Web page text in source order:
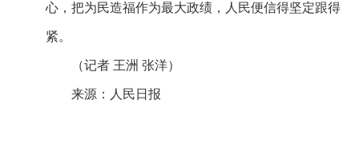
心，把为民造福作为最大政绩，人民便信得坚定跟得
紧。
（记者 王洲 张洋）
来源：人民日报